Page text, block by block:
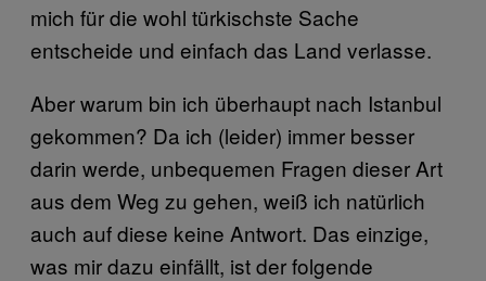
mich für die wohl türkischste Sache
entscheide und einfach das Land verlasse.
Aber warum bin ich überhaupt nach Istanbul
gekommen? Da ich (leider) immer besser
darin werde, unbequemen Fragen dieser Art
aus dem Weg zu gehen, weiß ich natürlich
auch auf diese keine Antwort. Das einzige,
was mir dazu einfällt, ist der folgende